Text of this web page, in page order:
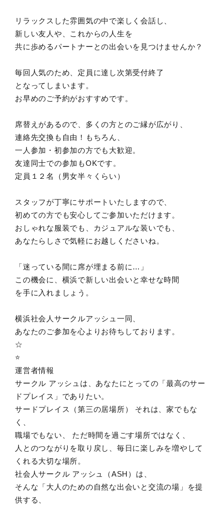
リラックスした雰囲気の中で楽しく会話し、
新しい友人や、これからの人生を
共に歩めるパートナーとの出会いを見つけませんか？
毎回人気のため、定員に達し次第受付終了
となってしまいます。
お早めのご予約がおすすめです。
席替えがあるので、多くの方とのご縁が広がり、
連絡先交換も自由！もちろん、
一人参加・初参加の方でも大歓迎。
友達同士での参加もOKです。
定員１２名（男女半々くらい）
スタッフが丁寧にサポートいたしますので、
初めての方でも安心してご参加いただけます。
おしゃれな服装でも、カジュアルな装いでも、
あなたらしさで気軽にお越しくださいね。
「迷っている間に席が埋まる前に…」
この機会に、横浜で新しい出会いと幸せな時間
を手に入れましょう。
横浜社会人サークルアッシュ一同、
あなたのご参加を心よりお待ちしております。
☆
⭐️
運営者情報
サークル アッシュは、あなたにとっての「最高のサー
ドプレイス」でありたい。
サードプレイス（第三の居場所） それは、家でもな
く、
職場でもない、 ただ時間を過ごす場所ではなく、
人とのつながりを取り戻し、毎日に楽しみを増やして
くれる大切な場所。
社会人サークル アッシュ（ASH）は、
そんな「大人のための自然な出会いと交流の場」を提
供する、